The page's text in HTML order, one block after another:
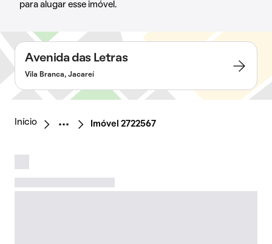
para alugar esse imóvel.
Avenida das Letras
Vila Branca, Jacareí
Início Imóvel 2722567